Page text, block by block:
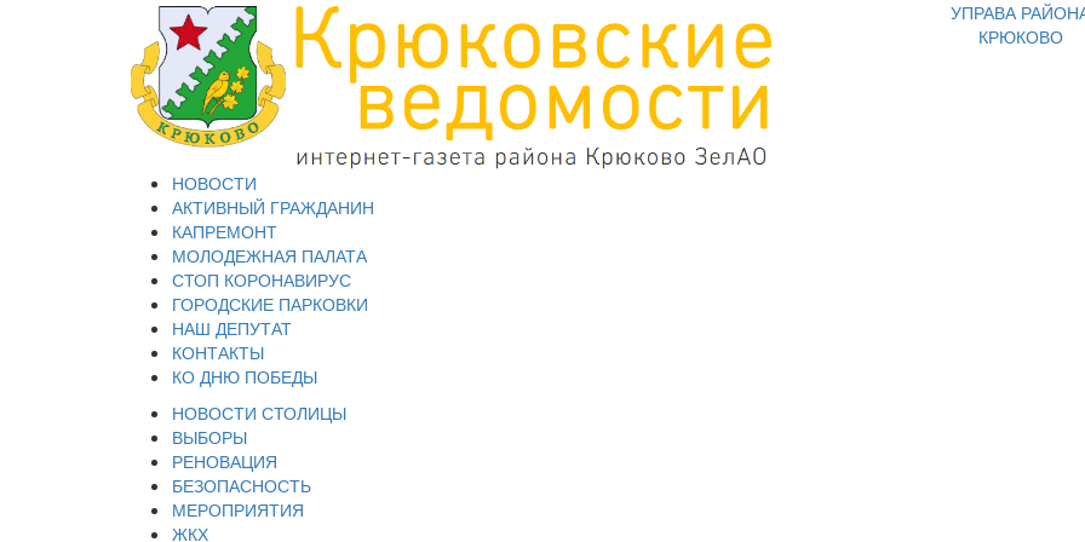
УПРАВА
КРЮКОВО
НОВОСТИ
АКТИВНЫЙ ГРАЖДАНИН
КАПРЕМОНТ
МОЛОДЕЖНАЯ ПАЛАТА
СТОП КОРОНАВИРУС
ГОРОДСКИЕ ПАРКОВКИ
НАШ ДЕПУТАТ
КОНТАКТЫ
КО ДНЮ ПОБЕДЫ
НОВОСТИ СТОЛИЦЫ
ВЫБОРЫ
РЕНОВАЦИЯ
БЕЗОПАСНОСТЬ
МЕРОПРИЯТИЯ
ЖКХ